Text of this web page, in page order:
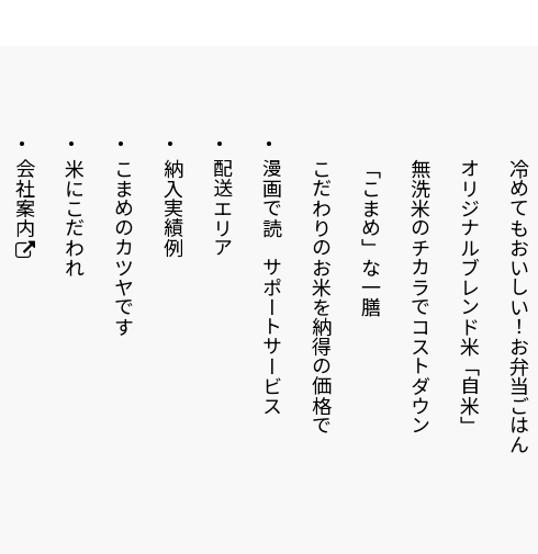
冷めてもおいしい！お弁当ごはん
オリジナルブレンド米「自米」
無洗米のチカラでコストダウン
「こまめ」な一膳
こだわりのお米を納得の価格で
漫画で読むサポートサービス
配送エリア
納入実績例
こまめのカツヤです
米にこだわれ
会社案内